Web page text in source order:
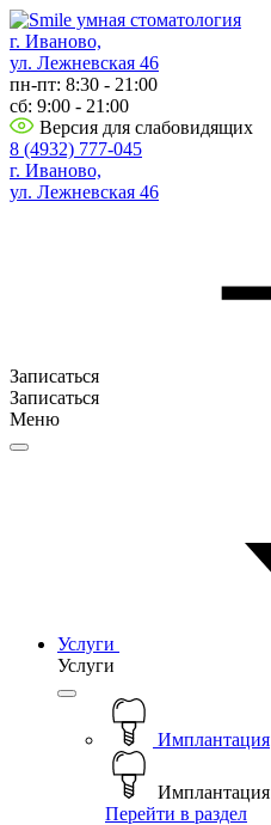
г. Иваново,
ул. Лежневская 46
пн-пт: 8:30 - 21:00
сб: 9:00 - 21:00
Версия для слабовидящих
8 (4932) 777-045
г. Иваново,
ул. Лежневская 46
Записаться
Записаться
Меню
Услуги
Услуги
Имплантация
Имплантация
Перейти в раздел